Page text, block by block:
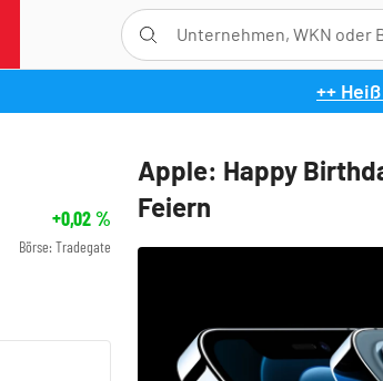
++
Apple: Happy
Feiern
+0,02%
Börse: Tradegate